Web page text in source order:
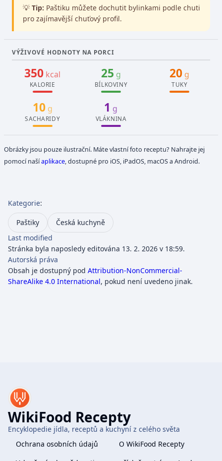
💡 Tip: Paštiku můžete dochutit bylinkami podle chuti
pro zajímavější chuťový profil.
VÝŽIVOVÉ HODNOTY NA PORCI
350 kcal
KALORIE
25 g
BÍLKOVINY
20 g
TUKY
10g
SACHARIDY
1 g
VLÁKNINA
Obrázky jsou pouze ilustrační. Máte vlastní foto receptu? Nahrajte jej
pomocí našíaplikace, dostupné pro iOS, iPadOS, macOS a Android.
Kategorie:
Paštiky
Česká kuchyně
Last modified
Stránka byla naposledy editována 13. 2. 2026 v 18:59.
Autorská práva
Obsah je dostupný pod Attribution-NonCommercial-
ShareAlike 4.0 International, pokud není uvedeno jinak.
WikiFood Recepty
Encyklopedie jídla, receptů a kuchyní z celého světa
Ochrana osobních údajů
O WikiFood Recepty